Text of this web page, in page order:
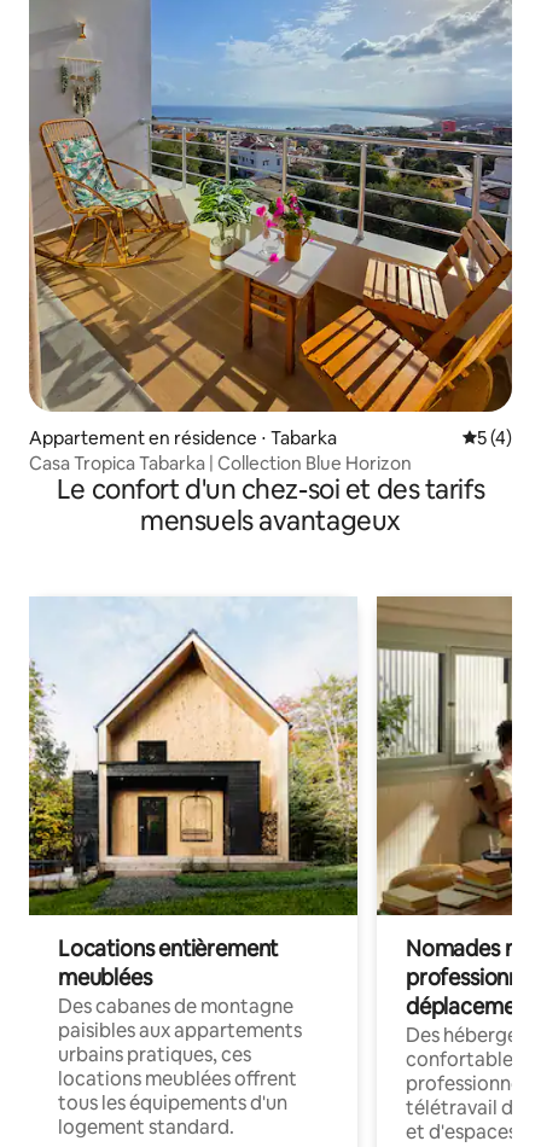
Appartement en résidence ⋅ Tabarka
5 (4)
Casa Tropica Tabarka | Collection Blue Horizon
Le confort d'un chez-soi et des tarifs
mensuels avantageux
Locations entièrement
meublées
Des cabanes de montagne
paisibles aux appartements
urbains pratiques, ces
locations meublées offrent
tous les équipements d'un
logement standard.
Nomades
déplacement
Des
confortables
professionnels
télétravail
et d'espaces